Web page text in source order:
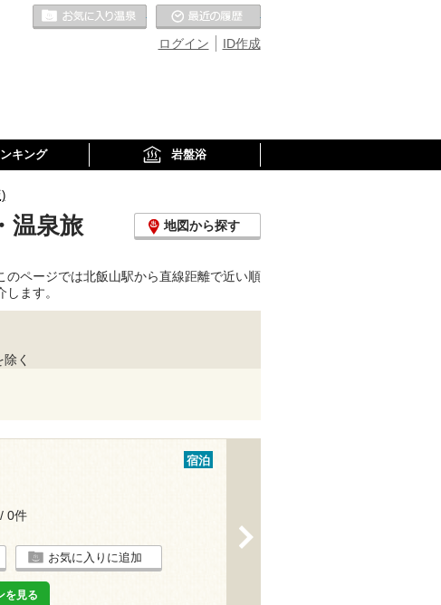
ID作成
ログイン
お気に入りの温泉
キング 岩盤浴
温泉旅
地図から探す
ページでは北飯山駅から直線距離で近い順
ます。
く
宿泊
/ 0件
お気に入りに追加
を見る